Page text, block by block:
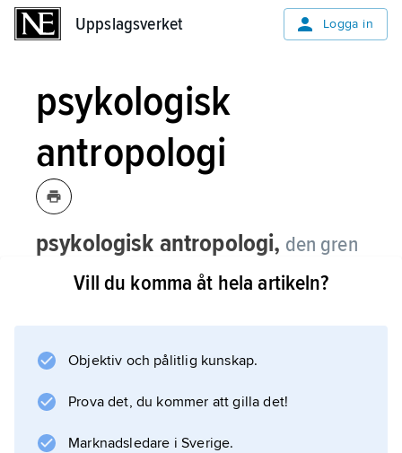
Uppslagsverket Logga in
psykologisk
antropologi
psykologisk antropologi, den gren
av kulturantropologin som särskilt
undersöker hur kultur och samhälle
konstitution, känsloliv, kognition och
personlighet.
Den har sedan 1920-talet utvecklats inom
främst den amerikanska kulturantropologin,
Vill du komma åt hela artikeln?
Objektiv och pålitlig kunskap.
Prova det, du kommer att gilla det!
Marknadsledare i Sverige.